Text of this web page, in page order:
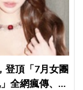
登頂「7月女團
全網瘋傳、逆